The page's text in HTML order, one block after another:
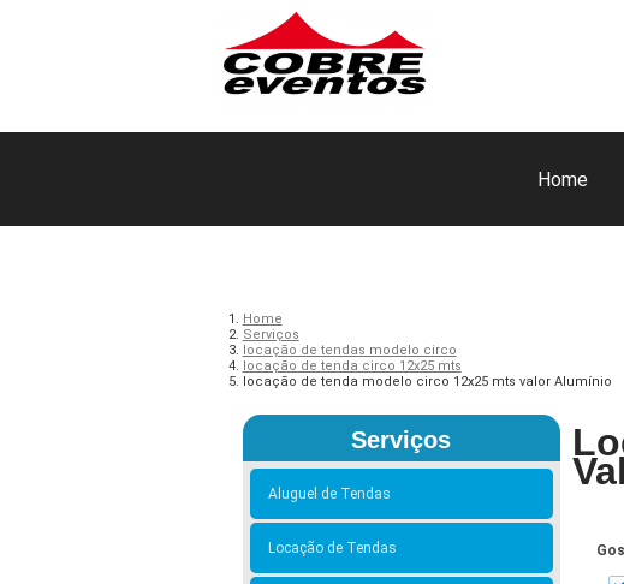
Home
Home
Serviços
locação de tendas modelo circo
locação de tenda circo 12x25 mts
locação de tenda modelo circo 12x25 mts valor Alumínio
Serviços
Aluguel de Tendas
Locação de Tendas